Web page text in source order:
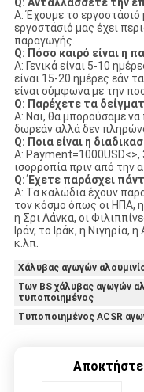
Α: Έχουμε το εργοστάσιό
εργοστάσιό μας έχει
παραγωγής.
Q: Πόσο καιρό είναι η
Α: Γενικά είναι 5-10
είναι 15-20 ημέρες εάν
είναι σύμφωνα με την
Q: Παρέχετε τα
Α: Ναι, θα μπορούσαμε
δωρεάν αλλά δεν
Q: Ποια είναι η
Α:
ισορροπία πριν από την
Q: Έχετε παράσχει
Α: Τα καλώδια έχουν
τον κόσμο όπως οι ΗΠΑ,
η Σρι Λάνκα, οι
Ιράν, το Ιράκ, η Νιγηρία,
κ.λπ.
Χάλυβας αγωγών
Των BS χάλυβας αγωγών
τυποποιημένος
Τυποποιημένος ACSR
Αποκτήστε